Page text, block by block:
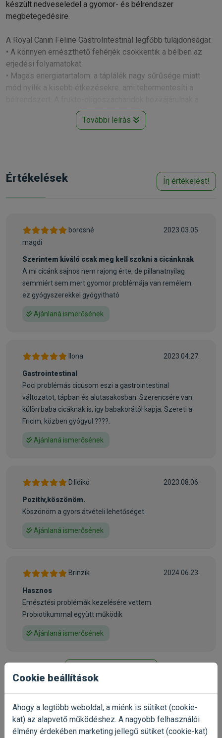
készült nedveseledel a gyomor- és bélrendszer
megbetegedésire.
A Royal Canin Feline GastroIntestinal legfőbb tulajdonságai:
• A könnyen emészthető fehérjék csökkentik a bélben az
erjedési folyamatokat.
• Magas energiatartalom: a táplálék nagy sűrűsége miatt
mód nyílik a kisebb étkezésekre. ami tehermentesíti a
kiegyensúlyozott bélflóra kialakulásához.
• Magas elfogadási arány: az emésztőrendszeri
tápanyagfelvételt és a gyógyulást.
• EPA/DHA zsírsavak: fenntartják az emésztő- és
bőrrendszer egészségét. Az eikozapentaénsav (EPA) és a
folyamatainak csökkentéséhez.
Az alkalmazás, illetve az alkalmazás idejének
meghosszabbítása előtt javasolt állatorvos véleményét
kikérni. Nagyon fontos szemmel tartanunk macskánk fizikai
állapotát és sose feledkezzünk el a rendszeres állatorvosi
• Dysbiózis
• Gyulladásos bélbetegségek
• Exokrin hasnyálmirigy-elégtelenség
• Gyomorhurut
• Vastagbélgyulladás
• Malabszorpció (felszívódási zavarok)
• Emésztési rendellenességek
igényelek, Hepatikus encephalopathia, Hiperlipidaemia,
Nyirokértágulat, Hasnyálmirigy-gyulladás
Rizs, baromfiliszt, állati zsírok, kukorica, állati fehérje
hidrolizátum (mannan-oligoszacharid-forrás), körömvirág
kivonat.
Tápértékkel rendelkező adalékanyagok: A-vitamin: 11.400
E4 (réz): 8 mg, E5 (mangán): 55 mg, E6 (cink) 181 mg –
Analitikai összetevők:
Omega-3 zsírsavak: 0,7%, Omega-6 zsírsavak: 3.52%,
Metabolizálható energia: 428kcal/kg
További leírás
Értékelések Írj értékelést!
Oszd meg tapasztalatod a többi gazdival!
Értékelés írása
borosné
magdi
2023.03.05.
Szerintem kiváló csak meg kell szokni a cicánknak
A mi cicánk sajnos nem rajong érte, de pillanatnyilag
semmiért sem mert gyomor problémája van remélem
ez gyógyszerekkel gyógyitható
Ajánlaná ismerősének
Ilona 2023.04.27.
Gastrointestinal
Poci problémás cicusom eszi a gastrointestinal
változatot, tápban és alutasakosban. Szerencsére van
külön baba cicáknak is, igy babakorától kapja. Szereti a
Fricim, közben gyógyul ????.
Ajánlaná ismerősének
D.Ildikó 2023.08.06.
Pozitív,köszönöm.
Köszönöm a gyors átvételi lehetőséget.
Ajánlaná ismerősének
Brinzik 2024.06.23.
Hasznos
Emésztési problémák kezelésére vettem.
Probiotikummal együtt működik
Ajánlaná ismerősének
Cookie beállítások
Ahogy a legtöbb weboldal, a miénk is sütiket (cookie-
kat) az alapvető működéshez. A nagyobb felhasználói
élmény érdekében marketing jellegű sütiket (cookie-kat)